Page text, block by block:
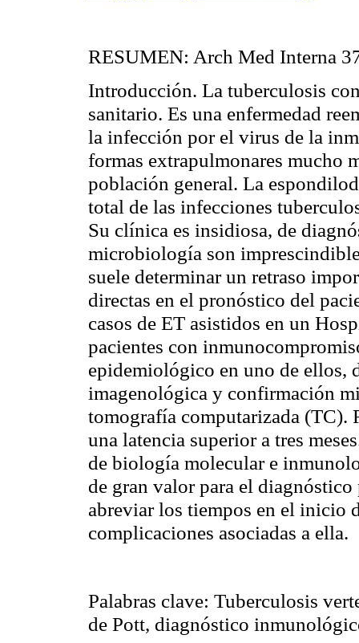
RESUMEN: Arch Med Interna
Introducción. La tuberculosis
sanitario. Es una enfermedad
la infección por el virus de la
formas extrapulmonares mucho
población general. La
total de las infecciones
Su clínica es insidiosa, de
microbiología son
suele determinar un retraso
directas en el pronóstico del
casos de ET asistidos en un
pacientes con
epidemiológico en uno de ellos,
imagenológica y confirmación
tomografía computarizada (TC).
una latencia superior a tres
de biología molecular e
de gran valor para el
abreviar los tiempos en el inicio
complicaciones asociadas a ella.
Palabras clave: Tuberculosis
de Pott, diagnóstico